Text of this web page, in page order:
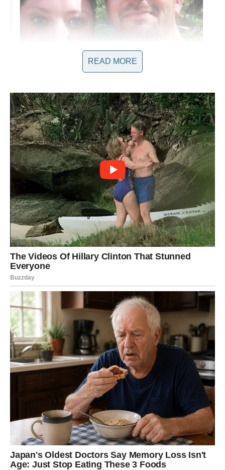
Prvi Susret i Iznenadna Povezanost
Njihov prvi susret van radnog okruženja desio se nakon
festivala, kada su oboje bili u brakovima koji ih nisu ispunjavali.
Paul, otac dvoje dece, i Ana, žena nesrećnog braka, osetili su
snažnu emocionalnu povezanost koja je izvirala iz njihovih
unutrašnjih borbi i snova. Ubrzo nakon tog susreta, njihovi
razgovori su postali sve dublji; delili su svoja razmišljanja,
ambicije i strahove, što je dodatno ojačalo njihovu povezanost.
Međutim, izazovi su se pojavili vrlo brzo. Njihov osećaj sreće
bio je pomućen osećajem krivice i strahom od nepoznatog.
READ MORE